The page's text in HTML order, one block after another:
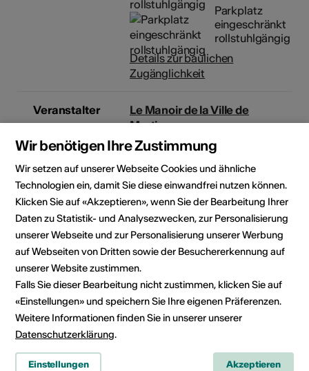
Parkplatz
eingeschränkt
rollstuhlgängig
Details zur baulichen
Zugänglichkeit
Veranstalter
Le Manoir de la Ville de
Martigny
Centre d'art contemporain
3, Rue du Manoir
1920 Martigny
Telefon 027 721 22 30
Reservationen 027 721 22 30
Fax 027 721 22 32
E-Mail
Webseite
Rubrik
Art der Veranstaltung
Bühnenkunst Konzert
Wir benötigen Ihre Zustimmung
Wir setzen auf unserer Webseite Cookies und ähnliche
Technologien ein, damit Sie diese einwandfrei nutzen können.
Klicken Sie auf «Akzeptieren», wenn Sie der Bearbeitung Ihrer
Daten zu Statistik- und Analysezwecken, zur Personalisierung
unserer Webseite und zur Personalisierung unserer Werbung
auf Webseiten von Dritten sowie der Besuchererkennung auf
unserer Website zustimmen.
Falls Sie dieser Bearbeitung nicht zustimmen, klicken Sie auf
«Einstellungen» und speichern Sie Ihre eigenen Präferenzen.
Weitere Informationen finden Sie in unserer unserer
Datenschutzerklärung.
Einstellungen Akzeptieren